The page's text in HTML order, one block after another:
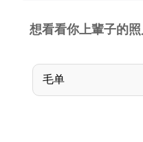
想看看你上輩子的